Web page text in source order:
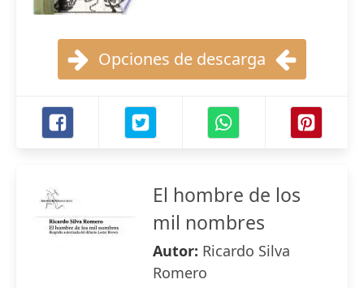
Opciones de descarga
El hombre de los
mil nombres
Autor: Ricardo Silva
Romero